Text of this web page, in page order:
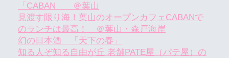
「CABAN」 ＠葉山
見渡す限り海！葉山のオープンカフェCABANで
のランチは最高！ ＠葉山・森戸海岸
幻の日本酒 「天下の春」
知る人ぞ知る自由が丘 老舗PATE屋（パテ屋）の